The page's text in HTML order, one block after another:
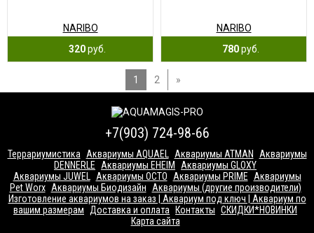
NARIBO
320руб.
NARIBO
780руб.
1 2 »
+7(903) 724-98-66
Террариумистика Аквариумы AQUAEL Аквариумы ATMAN
Аквариумы
DENNERLE
Аквариумы EHEIM
Аквариумы GLOXY
Аквариумы JUWEL
Аквариумы OCTO Аквариумы PRIME
Аквариумы
Pet Worx Аквариумы Биодизайн
Аквариумы (другие производители)
Изготовление аквариумов на заказ | Аквариум под ключ | Аквариум по
вашим размерам
Доставка и оплата Контакты СКИДКИ*НОВИНКИ
Карта сайта